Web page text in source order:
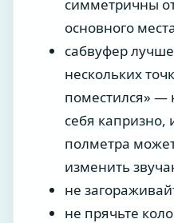
симметричны
основного
сабвуфер
нескольких
поместился» —
себя
полметра
изменить
не
не прячьте